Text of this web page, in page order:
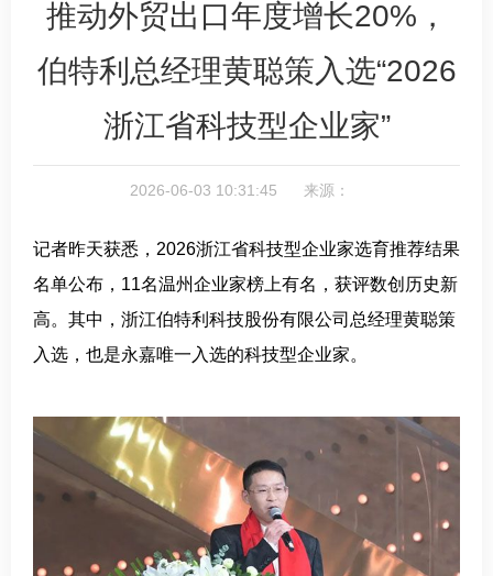
推动外贸出口年度增长20%，
伯特利总经理黄聪策入选“2026
浙江省科技型企业家”
2026-06-03 10:31:45 来源：
记者昨天获悉，2026浙江省科技型企业家选育推荐结果
名单公布，11名温州企业家榜上有名，获评数创历史新
高。其中，浙江伯特利科技股份有限公司总经理黄聪策
入选，也是永嘉唯一入选的科技型企业家。